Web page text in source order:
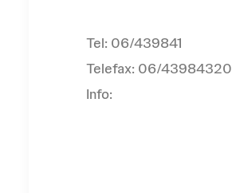
Tel: 06/439841
Telefax: 06/43984320
Info: